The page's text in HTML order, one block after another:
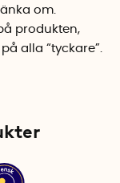
om.
produkten,
alla “tyckare”.